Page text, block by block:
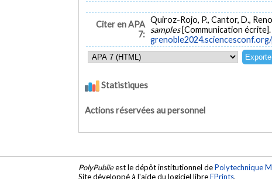
Citer en APA
7:
Quiroz-Rojo, P., Cantor, D.,
samples [Communication
Statistiques
Actions réservées au personnel
PolyPublieest le dépôt institutionnel dePolytechnique
Site développé à l'aide du logiciel libreEPrints.